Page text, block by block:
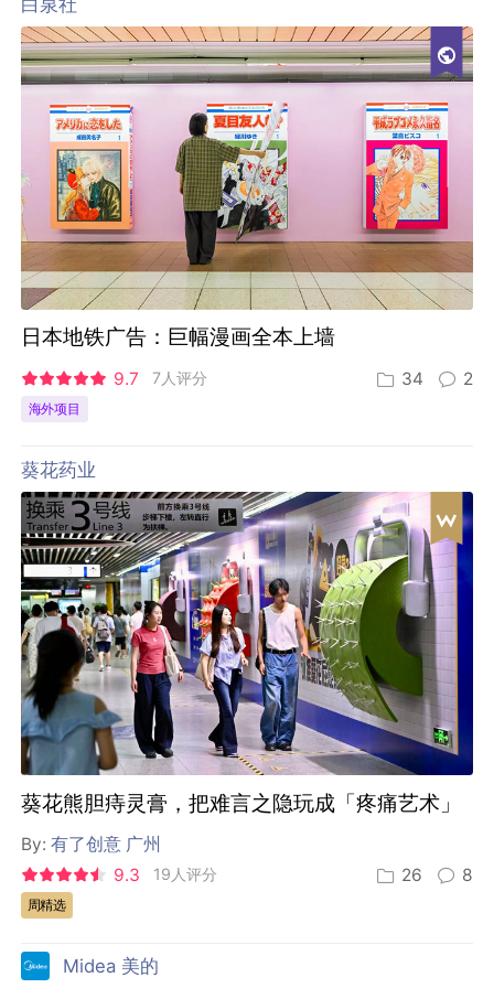
日本地铁广告：巨幅漫画全本上墙
9.7 7人评分 34 2
海外项目
葵花药业
葵花熊胆痔灵膏，把难言之隐玩成「疼痛艺术」
By:有了创意 广州
9.3
19人评分 26 8
周精选
Midea 美的